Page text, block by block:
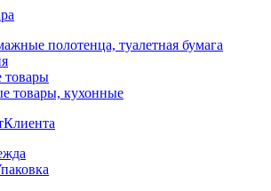
полотенца, туалетная бумага
товары
товары, кухонные